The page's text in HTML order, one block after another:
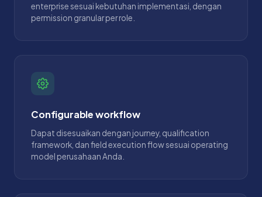
enterprise sesuai kebutuhan implementasi, dengan
permission granular per role.
Configurable workflow
Dapat disesuaikan dengan journey, qualification
framework, dan field execution flow sesuai operating
model perusahaan Anda.